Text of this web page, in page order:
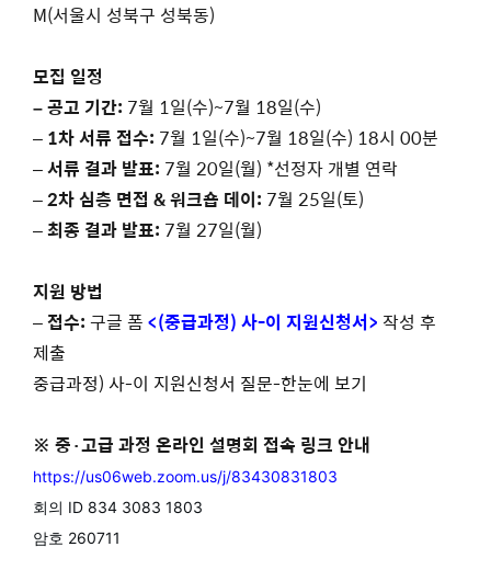
M(서울시 성북구 성북동)
모집 일정
– 공고 기간: 7월 1일(수)~7월 18일(수)
– 1차 서류 접수: 7월 1일(수)~7월 18일(수) 18시 00분
–서류 결과 발표: 7월 20일(월) *선정자 개별 연락
–2차 심층 면접 & 워크숍 데이: 7월 25일(토)
–최종 결과 발표: 7월 27일(월)
지원 방법
–접수: 구글 폼 <(중급과정) 사-이 지원신청서> 작성 후
제출
중급과정) 사-이 지원신청서 질문-한눈에 보기
※ 중·고급 과정 온라인 설명회 접속 링크 안내
https://us06web.zoom.us/j/83430831803
회의 ID 834 3083 1803
암호 260711